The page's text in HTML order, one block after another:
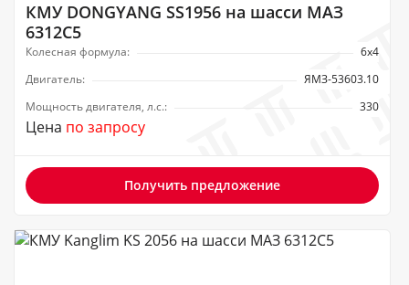
КМУ DONGYANG SS1956 на шасси МАЗ
6312С5
Колесная формула:
6х4
Двигатель:
ЯМЗ-53603.10
Мощность двигателя, л.с.:
330
Цена по запросу
Получить предложение